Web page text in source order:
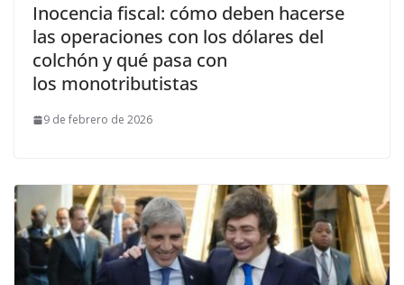
Inocencia fiscal: cómo deben hacerse
las operaciones con los dólares del
colchón y qué pasa con
los monotributistas
9 de febrero de 2026